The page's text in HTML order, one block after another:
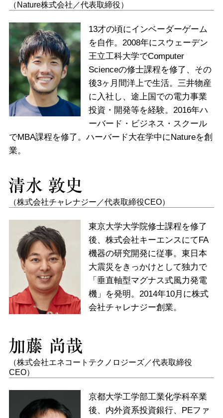
（Nature株式会社／代表取締役）
13才の頃にインベーダーゲーム
を自作。2008年にスウェーデン
王立工科大学でComputer
Scienceの修士課程を修了、その
後3ヶ月間洋上で生活。三井物産
に入社し、途上国での電力事業
投資・開発等を経験。2016年ハ
ーバード・ビジネス・スクール
でMBA課程を修了。ハーバード大在学中にNatureを創
業。
（株式会社チャレナジー／代表取締役CEO）
東京大学大学院修士課程を修了
後、株式会社キーエンスにてFA
機器の研究開発に従事。東日本
大震災をきっかけとして独力で
「垂直軸型マグナス式風力発電
機」を発明。2014年10月に株式
会社チャレナジー創業。
（株式会社エネコートテクノロジーズ／代表取締役
CEO）
京都大学工学部工業化学科卒業
後、内外資系投資銀行、PEファ